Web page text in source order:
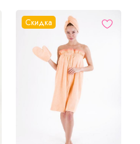
Скидка